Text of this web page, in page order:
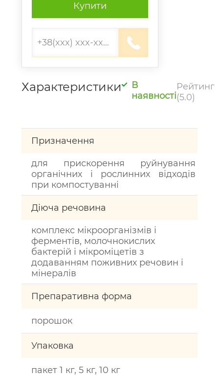
Купити
Характеристики
В
наявності
Рейтинг
(5.0)
Призначення
для прискорення руйнування
органічних і рослинних відходів
при компостуванні
Діюча речовина
комплекс мікроорганізмів і
ферментів, молочнокислих
бактерій і мікроміцетів з
додаванням поживних речовин і
мінералів
Препаративна форма
порошок
Упаковка
пакет 1 кг, 5 кг, 10 кг